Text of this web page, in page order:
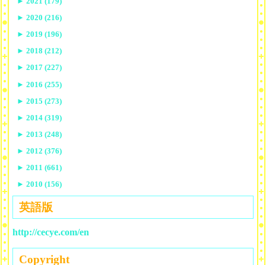
► 2020 (216)
► 2019 (196)
► 2018 (212)
► 2017 (227)
► 2016 (255)
► 2015 (273)
► 2014 (319)
► 2013 (248)
► 2012 (376)
► 2011 (661)
► 2010 (156)
英語版
http://cecye.com/en
Copyright